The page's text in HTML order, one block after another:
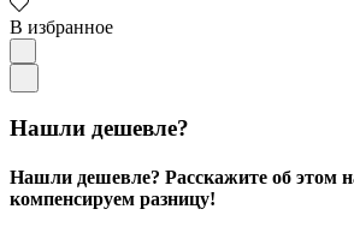
В избранное
Нашли дешевле?
Нашли дешевле? Расскажите об этом
компенсируем разницу!